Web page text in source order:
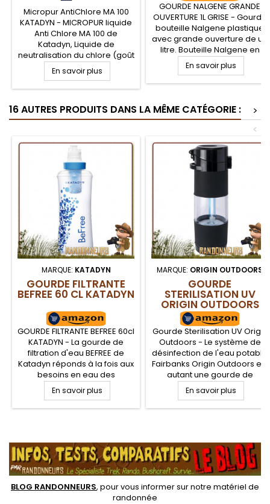
Micropur AntiChlore MA 100
KATADYN - MICROPUR liquide
Anti Chlore MA 100 de
Katadyn, Liquide de
neutralisation du chlore (goût
et odeur) contenu dans l'eau
après traitement chimique. Le
MICROPUR Antichlore MA 100
après la purification de votre
eau avec MICROPUR Forte
En savoir plus
GOURDE NALGENE GRANDE
OUVERTURE 1L GRISE - Gourde
bouteille Nalgene plastique
avec grande ouverture de un
litre. Bouteille Nalgene en
tritan, robuste, adaptée à la
randonnée, survie et
Bushcraft. La Gourde NALGENE
incassable, et ne donne ni
goûts, ni odeurs à vos
boissons et garantie sans
l'intégrer dans la...
En savoir plus
16 AUTRES PRODUITS DANS LA MÊME CATÉGORIE :
>
<
MARQUE: KATADYN
GOURDE FILTRANTE
BEFREE 60 CL KATADYN
GOURDE FILTRANTE BEFREE 60cl
KATADYN - La gourde de
filtration d'eau BEFREE de
Katadyn réponds à la fois aux
besoins en eau des
randonneurs, n'importe où,
mais aussi de la randonnée
légère grâce à son poids
gourde souple qui tient dans
une poche
En savoir plus
MARQUE: ORIGIN OUTDOORS
GOURDE
STERILISATION UV
ORIGIN OUTDOORS
Gourde Sterilisation UV Origin
Outdoors - Le système de
désinfection de l'eau potable
Fairbanks Origin Outdoors est
autant une gourde de
randonnée qu'un purificateur
d'eau qui utilise la puissance
des la lumière UV en vue de
Agrémenté d'un filtre au
charbon actif, les mavais
goûts de l'eau, pesticides...
En savoir plus
BLOG RANDONNEURS, pour vous informer sur notre matériel de
randonnée